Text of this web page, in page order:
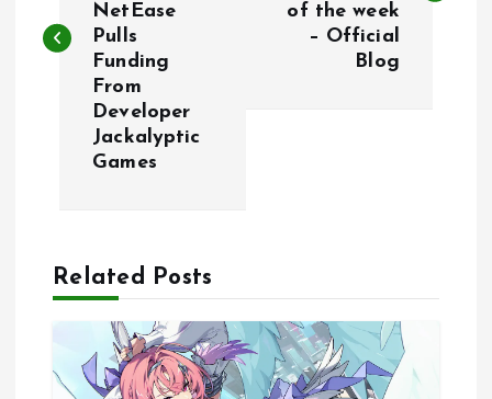
t
g
a
NetEase
Pulls
Funding
From
Developer
Jackalyptic
Games
of the week
– Official
Blog
Related Posts